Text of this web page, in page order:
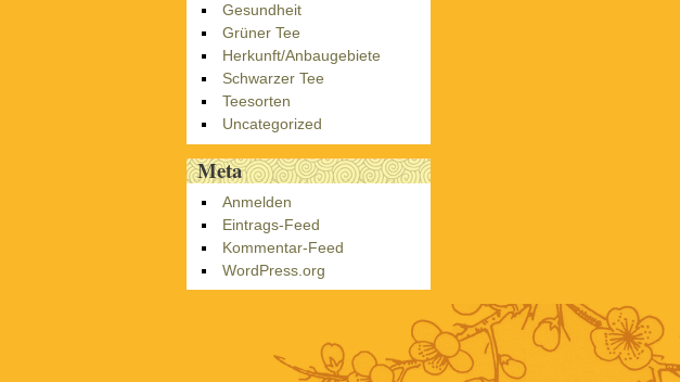
Gesundheit
Grüner Tee
Herkunft/Anbaugebiete
Schwarzer Tee
Teesorten
Uncategorized
Meta
Anmelden
Eintrags-Feed
Kommentar-Feed
WordPress.org